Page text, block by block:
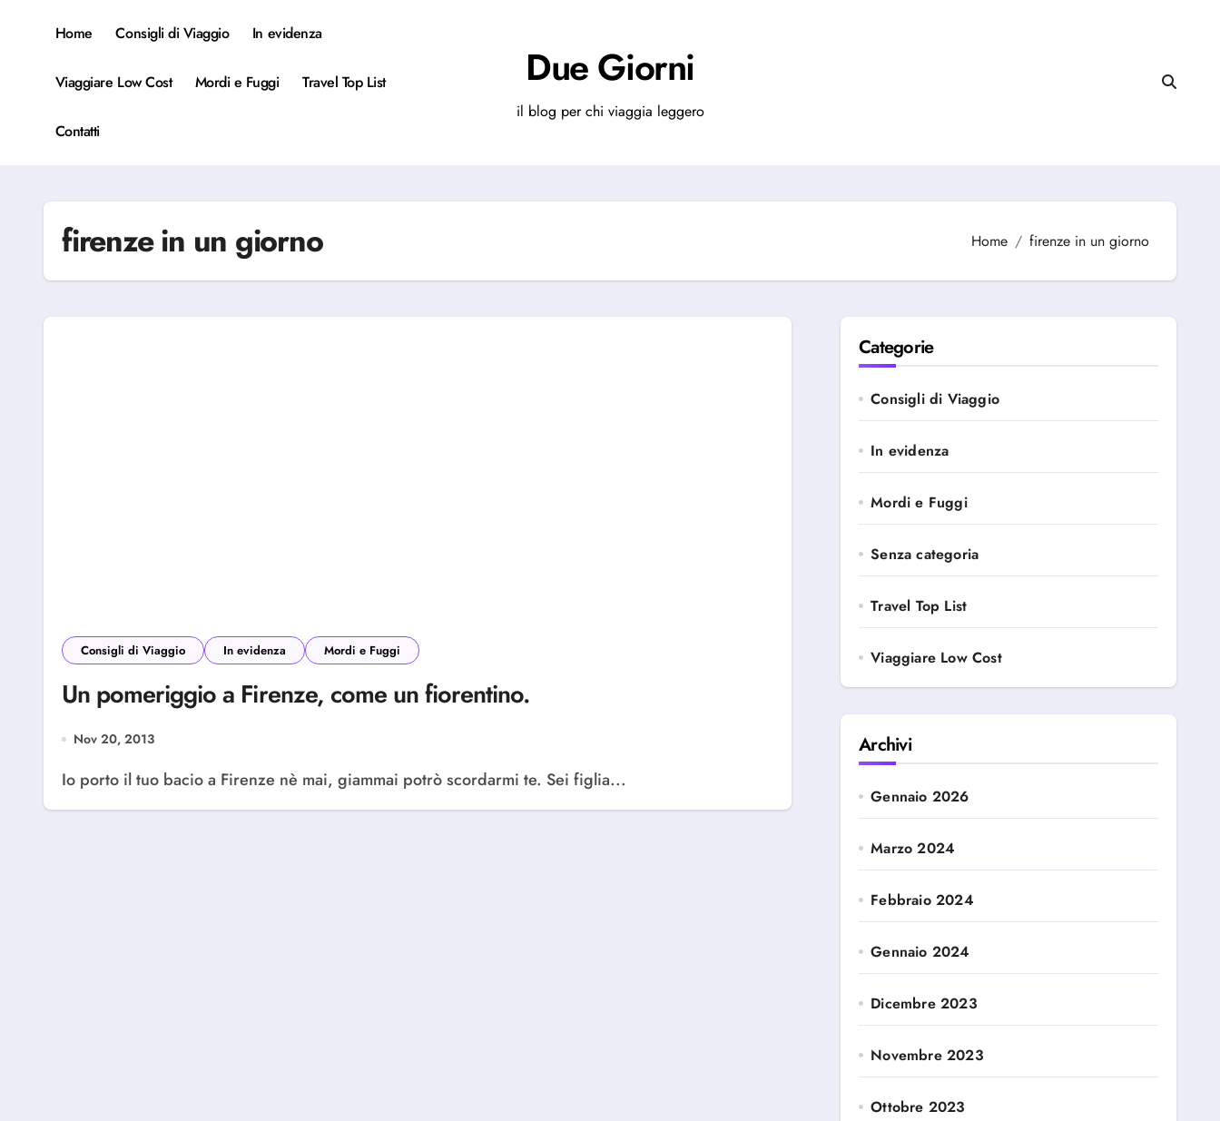
Home Consigli di Viaggio In evidenza
Viaggiare Low Cost Mordi e Fuggi Travel Top List
Contatti
Due Giorni
il blog per chi viaggia leggero
firenze in un giorno Home firenze in un giorno
Consigli di Viaggio In evidenza Mordi e Fuggi
Un pomeriggio a Firenze, come un fiorentino.
Nov 20, 2013
Io porto il tuo bacio a Firenze nè mai, giammai potrò scordarmi te. Sei figlia...
Categorie
Consigli di Viaggio
In evidenza
Mordi e Fuggi
Senza categoria
Travel Top List
Viaggiare Low Cost
Archivi
Gennaio 2026
Marzo 2024
Febbraio 2024
Gennaio 2024
Dicembre 2023
Novembre 2023
Ottobre 2023